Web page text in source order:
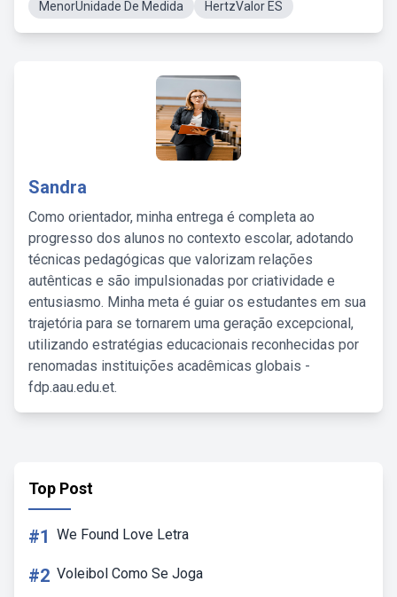
MenorUnidade De Medida
HertzValor ES
Sandra
Como orientador, minha entrega é completa ao
progresso dos alunos no contexto escolar, adotando
técnicas pedagógicas que valorizam relações
autênticas e são impulsionadas por criatividade e
entusiasmo. Minha meta é guiar os estudantes em sua
trajetória para se tornarem uma geração excepcional,
utilizando estratégias educacionais reconhecidas por
renomadas instituições acadêmicas globais -
fdp.aau.edu.et.
Top Post
#1 We Found Love Letra
#2 Voleibol Como Se Joga